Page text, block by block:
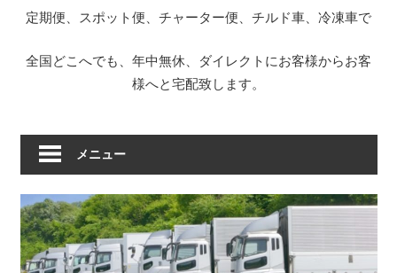
流
ECONOMIC
定期便、スポット便、チャーター便、チルド車、冷凍車で
全国どこへでも、年中無休、ダイレクトにお客様からお客
様へと宅配致します。
メニュー